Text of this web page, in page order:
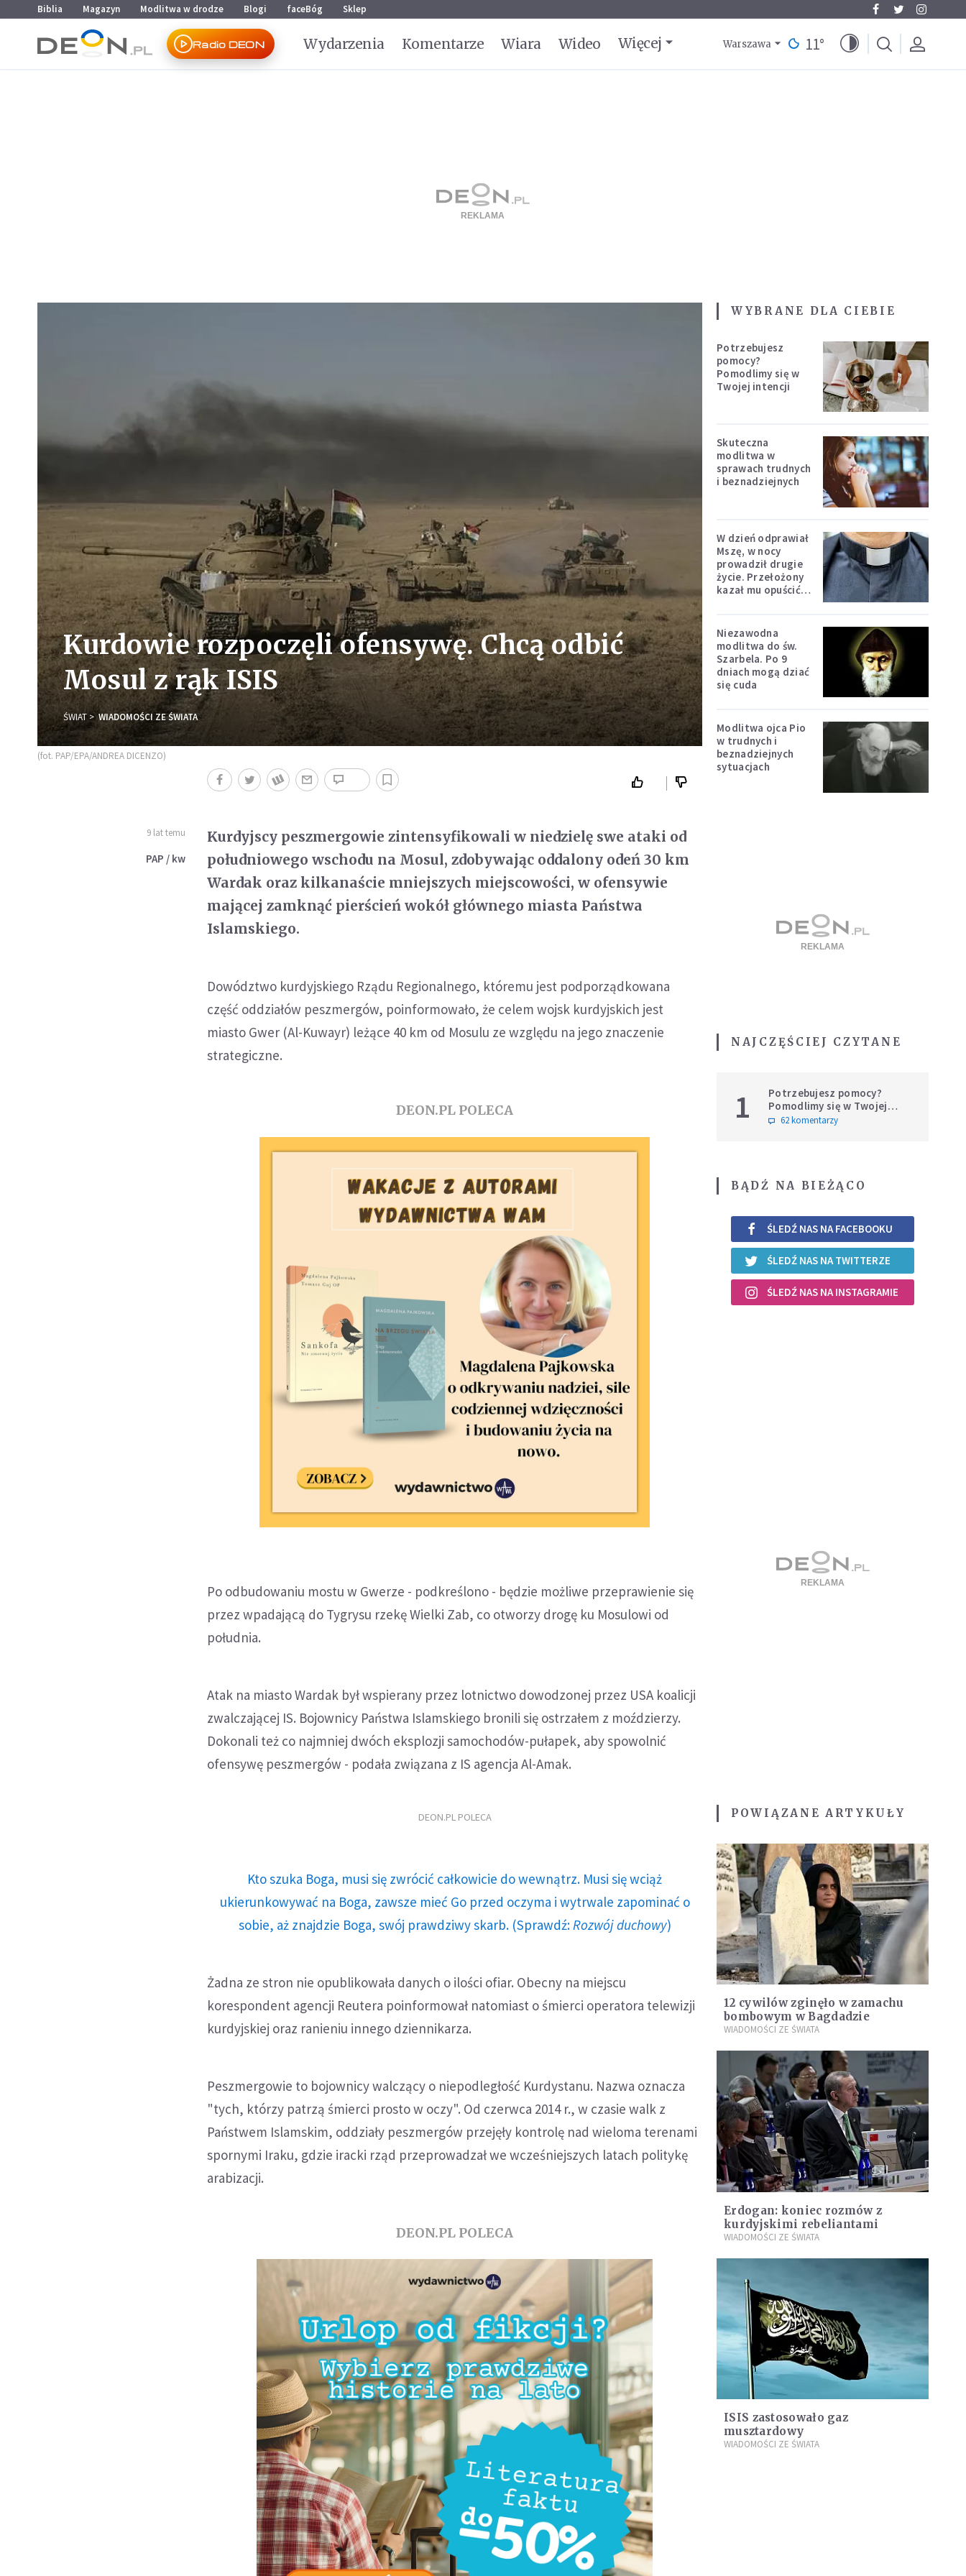
Przejdź do menu głównego
Przejdź do treści
Biblia Magazyn Modlitwa w drodze Blogi faceBóg Sklep
Radio DEON Wydarzenia Komentarze Wiara Wideo Więcej Warszawa 11°
Kurdowie rozpoczęli ofensywę. Chcą odbić
Mosul z rąk ISIS
ŚWIAT WIADOMOŚCI ZE ŚWIATA
(fot. PAP/EPA/ANDREA DICENZO)
9 lat temu
PAP / kw
Kurdyjscy peszmergowie zintensyfikowali w niedzielę swe ataki od
południowego wschodu na Mosul, zdobywając oddalony odeń 30 km
Wardak oraz kilkanaście mniejszych miejscowości, w ofensywie
mającej zamknąć pierścień wokół głównego miasta Państwa
Islamskiego.
Dowództwo kurdyjskiego Rządu Regionalnego, któremu jest podporządkowana
część oddziałów peszmergów, poinformowało, że celem wojsk kurdyjskich jest
miasto Gwer (Al-Kuwayr) leżące 40 km od Mosulu ze względu na jego znaczenie
strategiczne.
DEON.PL POLECA
Po odbudowaniu mostu w Gwerze - podkreślono - będzie możliwe przeprawienie się
przez wpadającą do Tygrysu rzekę Wielki Zab, co otworzy drogę ku Mosulowi od
południa.
Atak na miasto Wardak był wspierany przez lotnictwo dowodzonej przez USA koalicji
zwalczającej IS. Bojownicy Państwa Islamskiego bronili się ostrzałem z moździerzy.
Dokonali też co najmniej dwóch eksplozji samochodów-pułapek, aby spowolnić
ofensywę peszmergów - podała związana z IS agencja Al-Amak.
DEON.PL POLECA
Kto szuka Boga, musi się zwrócić całkowicie do wewnątrz. Musi się wciąż
ukierunkowywać na Boga, zawsze mieć Go przed oczyma i wytrwale zapominać o
sobie, aż znajdzie Boga, swój prawdziwy skarb. (Sprawdź: Rozwój duchowy)
Żadna ze stron nie opublikowała danych o ilości ofiar. Obecny na miejscu
korespondent agencji Reutera poinformował natomiast o śmierci operatora telewizji
kurdyjskiej oraz ranieniu innego dziennikarza.
Peszmergowie to bojownicy walczący o niepodległość Kurdystanu. Nazwa oznacza
"tych, którzy patrzą śmierci prosto w oczy". Od czerwca 2014 r., w czasie walk z
Państwem Islamskim, oddziały peszmergów przejęły kontrolę nad wieloma terenami
spornymi Iraku, gdzie iracki rząd przeprowadzał we wcześniejszych latach politykę
arabizacji.
DEON.PL POLECA
WYBRANE DLA CIEBIE
Potrzebujesz
pomocy?
Pomodlimy się w
Twojej intencji
Skuteczna
modlitwa w
sprawach trudnych
i beznadziejnych
W dzień odprawiał
Mszę, w nocy
prowadził drugie
życie. Przełożony
kazał mu opuścić
Niezawodna
modlitwa do św.
Szarbela. Po 9
dniach mogą dziać
się cuda
Modlitwa ojca Pio
w trudnych i
beznadziejnych
sytuacjach
NAJCZĘŚCIEJ CZYTANE
1
Potrzebujesz pomocy?
Pomodlimy się w Twojej
intencji
62 komentarzy
BĄDŹ NA BIEŻĄCO
ŚLEDŹ NAS NA FACEBOOKU
ŚLEDŹ NAS NA TWITTERZE
ŚLEDŹ NAS NA INSTAGRAMIE
POWIĄZANE ARTYKUŁY
12 cywilów zginęło w zamachu
bombowym w Bagdadzie
WIADOMOŚCI ZE ŚWIATA
Erdogan: koniec rozmów z
kurdyjskimi rebeliantami
WIADOMOŚCI ZE ŚWIATA
ISIS zastosowało gaz
musztardowy
WIADOMOŚCI ZE ŚWIATA